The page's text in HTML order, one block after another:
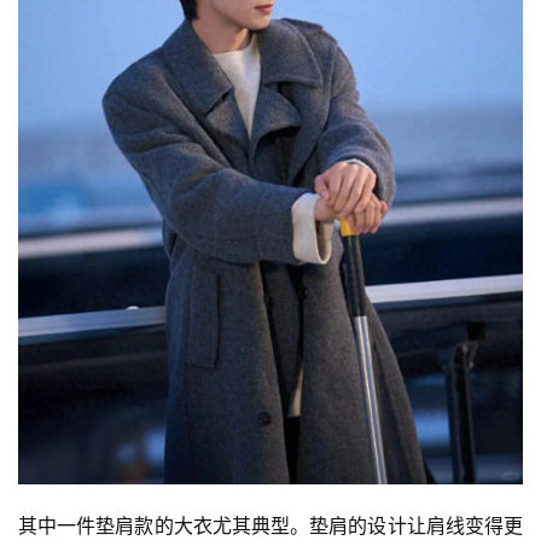
其中一件垫肩款的大衣尤其典型。垫肩的设计让肩线变得更